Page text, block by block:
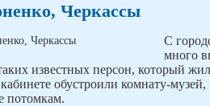
Черкассы
С
много
известных персон, который
обустроили комнату-
потомкам.